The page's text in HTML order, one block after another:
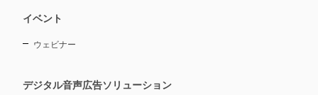
イベント
ウェビナー
デジタル音声広告ソリューション